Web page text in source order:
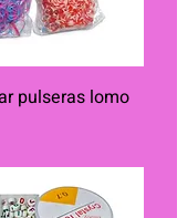
pulseras lomo